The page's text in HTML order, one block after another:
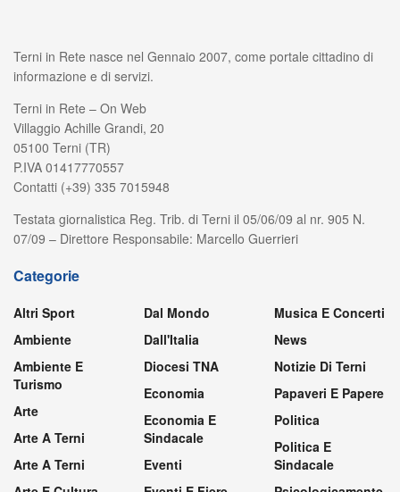
Terni in Rete nasce nel Gennaio 2007, come portale cittadino di
informazione e di servizi.
Terni in Rete – On Web
Villaggio Achille Grandi, 20
05100 Terni (TR)
P.IVA 01417770557
Contatti (+39) 335 7015948
Testata giornalistica Reg. Trib. di Terni il 05/06/09 al nr. 905 N.
07/09 – Direttore Responsabile: Marcello Guerrieri
Categorie
Altri Sport
Ambiente
Ambiente E
Turismo
Arte
Arte A Terni
Arte A Terni
Dal Mondo
Dall'Italia
Diocesi TNA
Economia
Economia E
Sindacale
Eventi
Musica E Concerti
News
Notizie Di Terni
Papaveri E Papere
Politica
Politica E
Sindacale